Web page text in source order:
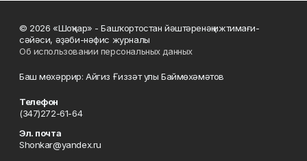
© 2026 «Шоңҡар» - Башҡортостан йәштәренәң ижтимағи-
сәйәси, әҙәби-нәфис журналы
Об использовании персональных данных
Баш мөхәррир: Айгиз Ғиззәт улы Баймөхәмәтов
Телефон
(347)272-61-64
Эл. почта
Shonkar@yandex.ru